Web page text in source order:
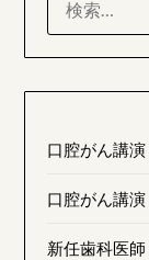
口腔がん講演
口腔がん講演
新任歯科医師